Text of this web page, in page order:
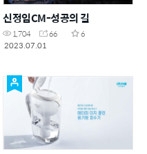
신정임CM-성공의 길
1,704 66
6
2023.07.01